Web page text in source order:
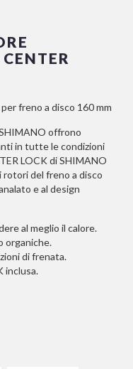
freno a disco 160 mm
offrono
in tutte le condizioni
LOCK di SHIMANO
rotori del freno a disco
e al design
al meglio il calore.
organiche.
di frenata.
inclusa.